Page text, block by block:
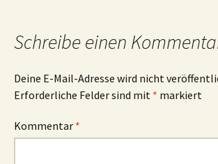
Schreibe einen
Deine E-Mail-Adresse wird nicht
Erforderliche Felder sind mit * markiert
Kommentar *